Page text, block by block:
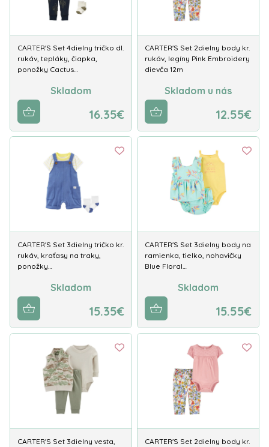
CARTER'S Set 4dielny tričko dl.
rukáv, tepláky, čiapka,
ponožky Cactus…
Skladom
16.35€
CARTER'S Set 2dielny body kr.
rukáv, legíny Pink Embroidery
dievča 12m
Skladom u nás
12.55€
CARTER'S Set 3dielny tričko kr.
rukáv, kraťasy na traky,
ponožky…
Skladom
15.35€
CARTER'S Set 3dielny body na
ramienka, tielko, nohavičky
Blue Floral…
Skladom
15.55€
CARTER'S Set 3dielny vesta,
CARTER'S Set 2dielny body kr.